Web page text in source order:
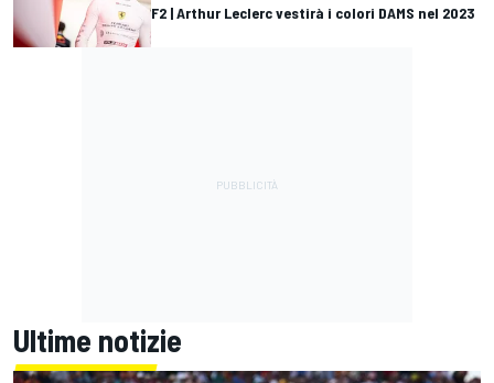
F2 | Arthur Leclerc vestirà i colori DAMS nel 2023
Ultime notizie